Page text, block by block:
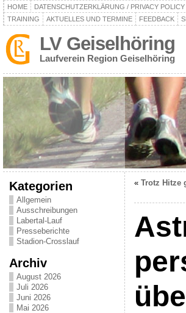
HOME DATENSCHUTZERKLÄRUNG / PRIVACY POLICY
TRAINING
AKTUELLES UND TERMINE FEEDBACK
LV Geiselhöring
Laufverein Region Geiselhöring
Kategorien
Allgemein
Ausschreibungen
Labertal-Lauf
Presseberichte
Stadion-Crosslauf
Archiv
August 2026
Juli 2026
Juni 2026
Mai 2026
« Trotz Hitze